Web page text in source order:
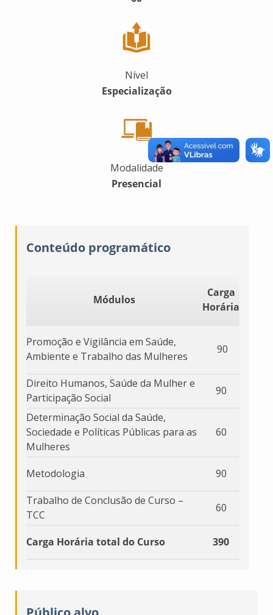
Nível
Especialização
Modalidade
Presencial
Conteúdo programático
Módulos
Carga
Horária
Promoção e Vigilância em Saúde,
Ambiente e Trabalho das Mulheres
90
Direito Humanos, Saúde da Mulher e
Participação Social
90
Determinação Social da Saúde,
Sociedade e Políticas Públicas para as
Mulheres
60
Metodologia
90
Trabalho de Conclusão de Curso –
TCC
60
Carga Horária total do Curso 390